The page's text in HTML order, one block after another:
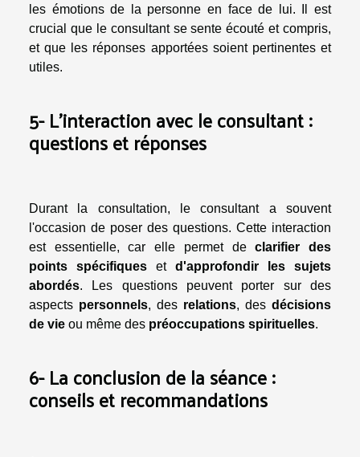
les émotions de la personne en face de lui. Il est
crucial que le consultant se sente écouté et compris,
et que les réponses apportées soient pertinentes et
utiles.
5- L'interaction avec le consultant :
questions et réponses
Durant la consultation, le consultant a souvent
l'occasion de poser des questions. Cette interaction
est essentielle, car elle permet declarifier des
points spécifiques et d'approfondir les sujets
abordés. Les questions peuvent porter sur des
aspects personnels, des relations, des décisions
de vie ou même des préoccupations spirituelles.
6- La conclusion de la séance :
conseils et recommandations